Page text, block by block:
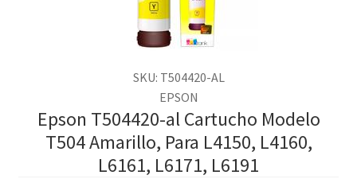
SKU: T504420-AL
EPSON
Epson T504420-al Cartucho Modelo
T504 Amarillo, Para L4150, L4160,
L6161, L6171, L6191